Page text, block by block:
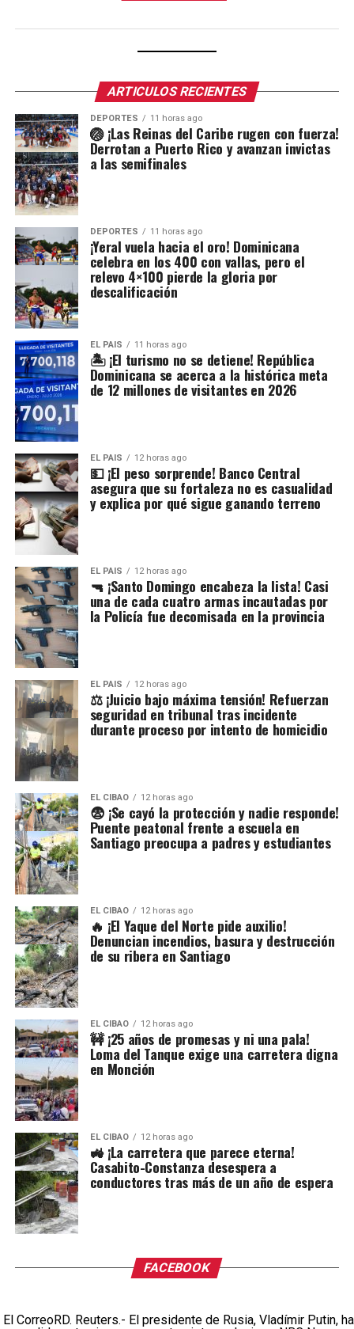
ARTICULOS RECIENTES
DEPORTES 11 horas ago
🏐 ¡Las Reinas del Caribe rugen con fuerza!
Derrotan a Puerto Rico y avanzan invictas
a las semifinales
DEPORTES 11 horas ago
¡Yeral vuela hacia el oro! Dominicana
celebra en los 400 con vallas, pero el
relevo 4×100 pierde la gloria por
descalificación
EL PAIS 11 horas ago
🏝️ ¡El turismo no se detiene! República
Dominicana se acerca a la histórica meta
de 12 millones de visitantes en 2026
EL PAIS 12 horas ago
💵 ¡El peso sorprende! Banco Central
asegura que su fortaleza no es casualidad
y explica por qué sigue ganando terreno
EL PAIS 12 horas ago
🔫 ¡Santo Domingo encabeza la lista! Casi
una de cada cuatro armas incautadas por
la Policía fue decomisada en la provincia
EL PAIS 12 horas ago
⚖️ ¡Juicio bajo máxima tensión! Refuerzan
seguridad en tribunal tras incidente
durante proceso por intento de homicidio
EL CIBAO 12 horas ago
😨 ¡Se cayó la protección y nadie responde!
Puente peatonal frente a escuela en
Santiago preocupa a padres y estudiantes
EL CIBAO 12 horas ago
🔥 ¡El Yaque del Norte pide auxilio!
Denuncian incendios, basura y destrucción
de su ribera en Santiago
EL CIBAO 12 horas ago
🚧 ¡25 años de promesas y ni una pala!
Loma del Tanque exige una carretera digna
en Monción
EL CIBAO 12 horas ago
🚜 ¡La carretera que parece eterna!
Casabito-Constanza desespera a
conductores tras más de un año de espera
FACEBOOK
El CorreoRD. Reuters.- El presidente de Rusia, Vladímir Putin, ha